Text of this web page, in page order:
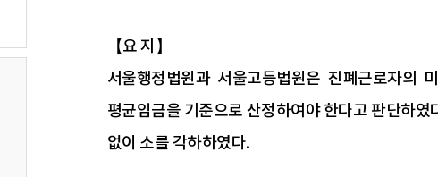
【요 지】
서울행정법원과 서울고등법원은 진폐근로자의
평균임금을 기준으로 산정하여야 한다고 판단하
없이 소를 각하하였다.